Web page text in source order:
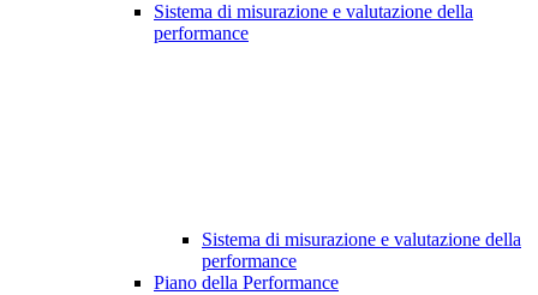
Sistema di misurazione e valutazione della
performance
Sistema di misurazione e valutazione della
performance
Piano della Performance